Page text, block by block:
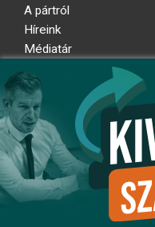
A pártról
Híreink
Médiatár
Adatkezelési nyilatkozat
Átláthatósági nyilatkozat
Ugrás az oldal tetejére
Kövessen minket!